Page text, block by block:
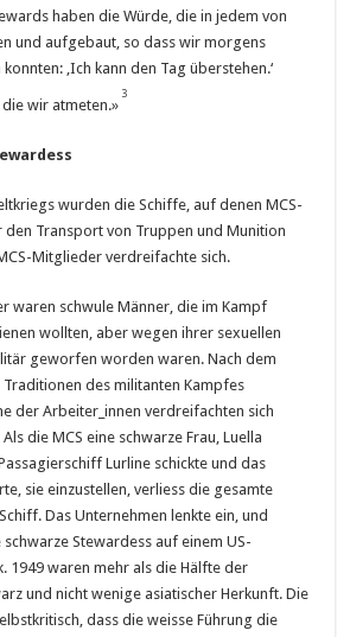
haben die Würde, die in jedem von
und aufgebaut, so dass wir morgens
‚Ich kann den Tag überstehen.‘
wir atmeten.»
3
wurden die Schiffe, auf denen MCS-
Transport von Truppen und Munition
Mitglieder verdreifachte sich.
waren schwule Männer, die im Kampf
wollten, aber wegen ihrer sexuellen
geworfen worden waren. Nach dem
Traditionen des militanten Kampfes
der Arbeiter_innen verdreifachten sich
die MCS eine schwarze Frau, Luella
Lurline schickte und das
sie einzustellen, verliess die gesamte
Das Unternehmen lenkte ein, und
Stewardess auf einem US-
1949 waren mehr als die Hälfte der
und nicht wenige asiatischer Herkunft. Die
dass die weisse Führung die